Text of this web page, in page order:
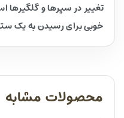
تغییر در سپرها و گلگیرها
خوبی برای رسیدن به یک
محصولات مشابه